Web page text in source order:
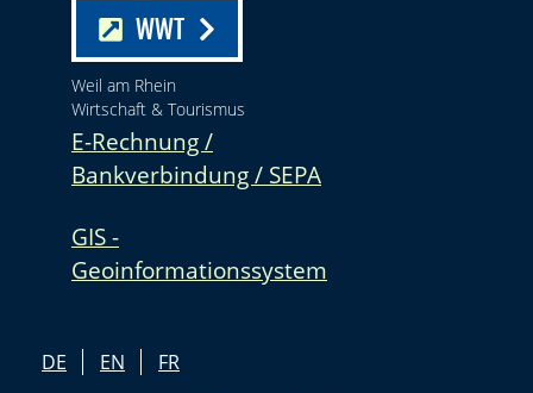
WWT
Weil am Rhein
Wirtschaft & Tourismus
E-Rechnung /
Bankverbindung / SEPA
GIS -
Geoinformationssystem
DE EN
FR